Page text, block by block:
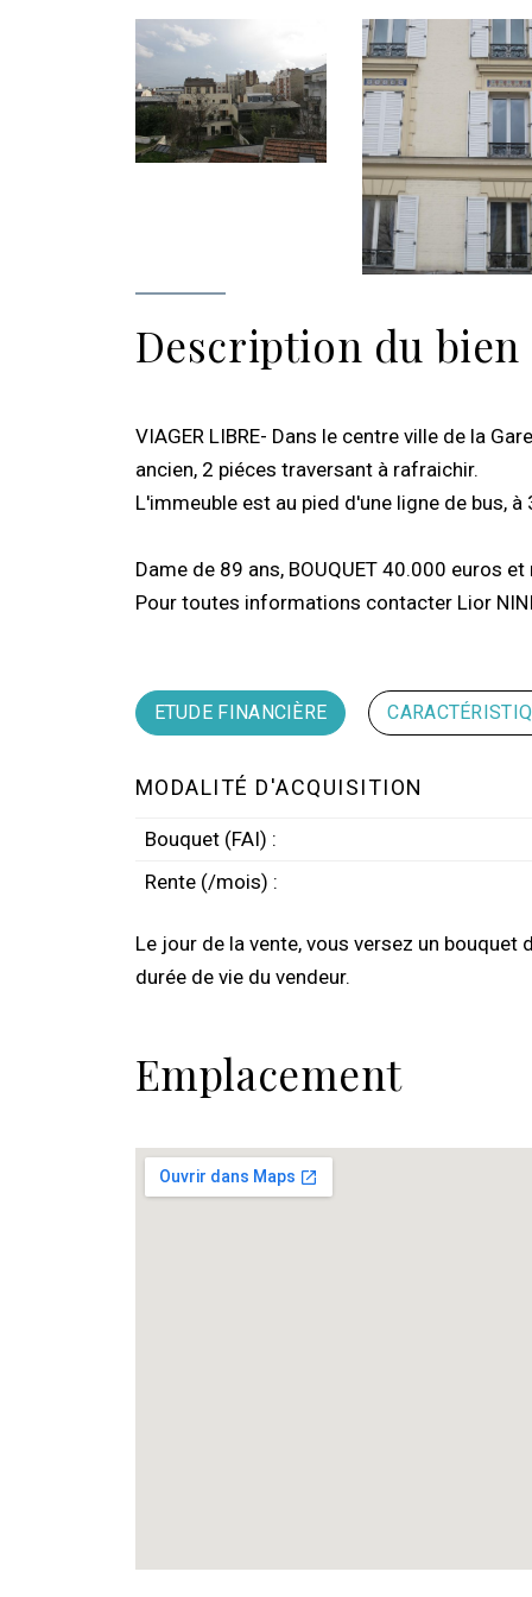
Description du bien
VIAGER LIBRE- Dans le centre ville de la
ancien, 2 piéces traversant à rafraichir.
L'immeuble est au pied d'une ligne de bus,
Dame de 89 ans, BOUQUET 40.000 euros
Pour toutes informations contacter Lior
ETUDE FINANCIÈRE
MODALITÉ D'ACQUISITION
Bouquet (FAI) :
Rente (/mois) :
Le jour de la vente, vous versez un
durée de vie du vendeur.
Emplacement